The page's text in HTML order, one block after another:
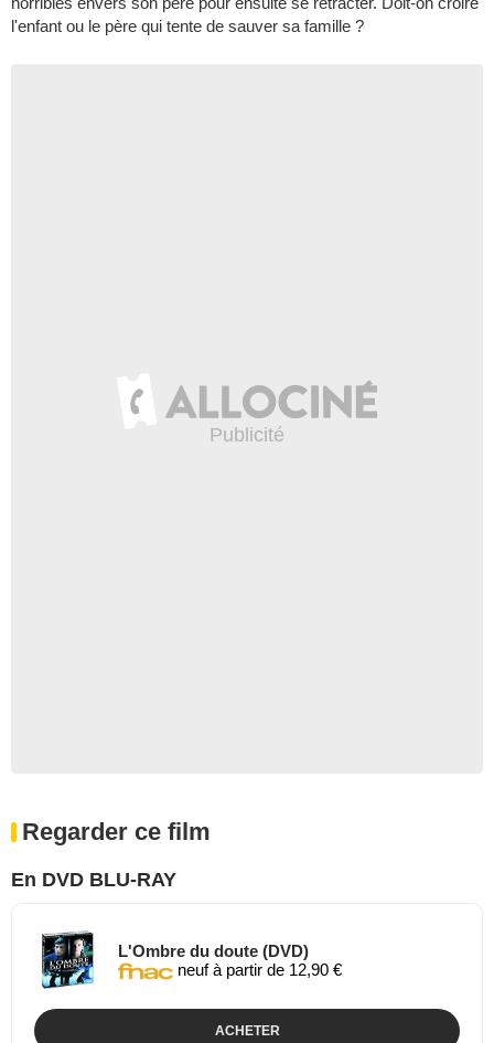
l'enfant ou le père qui tente de sauver sa famille ?
Regarder ce film
En DVD BLU-RAY
L'Ombre du doute (DVD)
neuf à partir de 12,90 €
ACHETER